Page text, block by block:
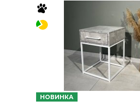
НОВИНКА